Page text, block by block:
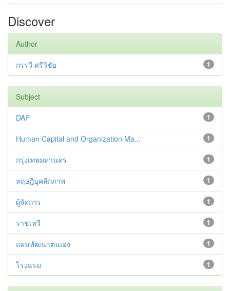
Discover
Author
1
กรรวี ศรีวิชัย
Subject
1
DAP
1
Human Capital and Organization Ma...
1
กรุงเทพมหานคร
1
ทฤษฎีบุคลิกภาพ
1
ผู้จัดการ
1
ราชเทวี
1
แผนพัฒนาตนเอง
1
โรงแรม